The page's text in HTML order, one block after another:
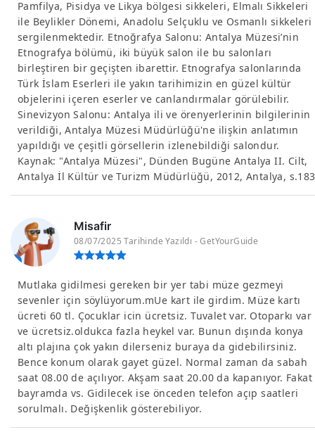
Pamfilya, Pisidya ve Likya bölgesi sikkeleri, Elmalı Sikkeleri
ile Beylikler Dönemi, Anadolu Selçuklu ve Osmanlı sikkeleri
sergilenmektedir. Etnoğrafya Salonu: Antalya Müzesi’nin
Etnografya bölümü, iki büyük salon ile bu salonları
birleştiren bir geçişten ibarettir. Etnografya salonlarında
Türk İslam Eserleri ile yakın tarihimizin en güzel kültür
objelerini içeren eserler ve canlandırmalar görülebilir.
Sinevizyon Salonu: Antalya ili ve örenyerlerinin bilgilerinin
verildiği, Antalya Müzesi Müdürlüğü'ne ilişkin anlatımın
yapıldığı ve çeşitli görsellerin izlenebildiği salondur.
Kaynak: "Antalya Müzesi", Dünden Bugüne Antalya II. Cilt,
Antalya İl Kültür ve Turizm Müdürlüğü, 2012, Antalya, s.183
Misafir
08/07/2025 Tarihinde Yazıldı - GetYourGuide
Mutlaka gidilmesi gereken bir yer tabi müze gezmeyi
sevenler için söylüyorum.mUe kart ile girdim. Müze kartı
ücreti 60 tl. Çocuklar icin ücretsiz. Tuvalet var. Otoparkı var
ve ücretsiz.oldukca fazla heykel var. Bunun dışında konya
altı plajına çok yakın dilerseniz buraya da gidebilirsiniz.
Bence konum olarak gayet güzel. Normal zaman da sabah
saat 08.00 de açılıyor. Akşam saat 20.00 da kapanıyor. Fakat
bayramda vs. Gidilecek ise önceden telefon açıp saatleri
sorulmalı. Değişkenlik gösterebiliyor.